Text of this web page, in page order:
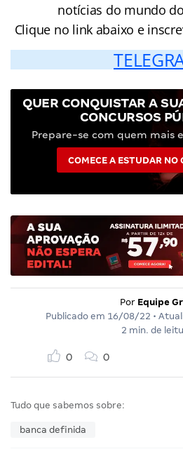
notícias do mundo
Clique no link abaixo e
QUER CONQUISTAR A
CONCURSOS
Prepare-se com quem mais
COMECE A ESTUDAR NO
Por Equipe
Publicado em 16/08/22 •
2 min. de
0 0
Tudo que sabemos sobre:
banca definida